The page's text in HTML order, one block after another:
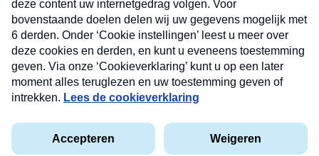
Privacyverklaring
Cookieverklaring
Kwetsbaarheid melden
Nieuwsbrief
Neem hier een gratis abonnement op onze
nieuwsbrief. Elke vrijdag- en dinsdagochtend in uw